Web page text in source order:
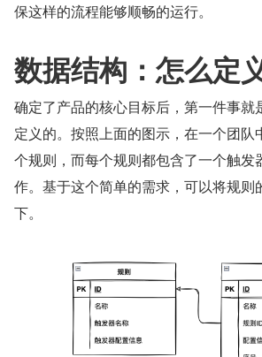
保这样的流程能够顺畅的运行。
数据结构：怎么定
确定了产品的核心目标后，第一件事就
定义的。按照上面的图示，在一个团队
个规则，而每个规则都包含了一个触发
作。基于这个简单的需求，可以将规则
下。